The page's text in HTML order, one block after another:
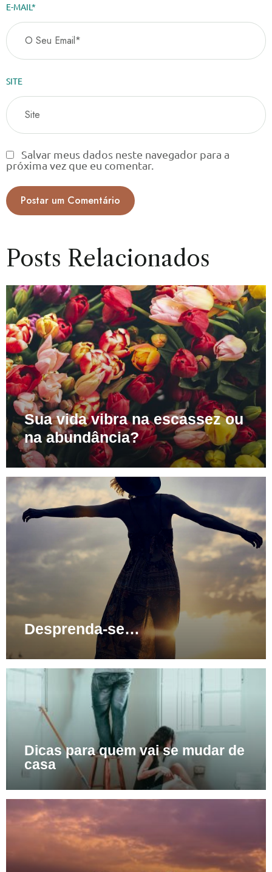
E-MAIL*
SITE
Salvar meus dados neste navegador para a
próxima vez que eu comentar.
Posts Relacionados
Sua vida vibra na escassez ou
na abundância?
Desprenda-se…
Dicas para quem vai se mudar de
casa